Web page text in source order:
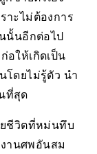
าะไม่ต้องการ
นั้นอีกต่อไป
อให้เกิดเป็น
โดยไม่รู้ตัว นำ
ที่สุด
ชีวิตที่หม่นทึบ
งานศพอันสม